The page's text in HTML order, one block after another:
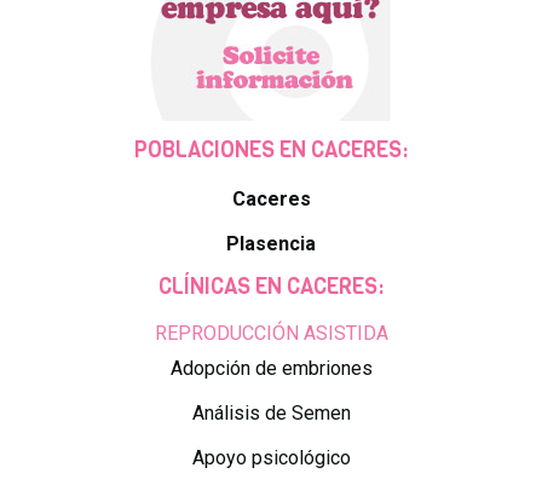
POBLACIONES EN CACERES:
Caceres
Plasencia
CLÍNICAS EN CACERES:
REPRODUCCIÓN ASISTIDA
Adopción de embriones
Análisis de Semen
Apoyo psicológico